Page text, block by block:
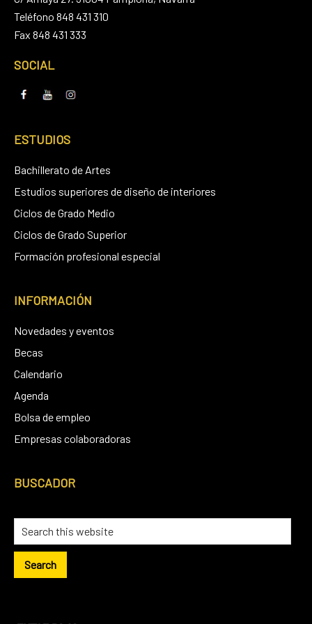
Teléfono 848 431 310
Fax 848 431 333
SOCIAL
ESTUDIOS
Bachillerato de Artes
Estudios superiores de diseño de interiores
Ciclos de Grado Medio
Ciclos de Grado Superior
Formación profesional especial
INFORMACIÓN
Novedades y eventos
Becas
Calendario
Agenda
Bolsa de empleo
Empresas colaboradoras
BUSCADOR
Search
this
website